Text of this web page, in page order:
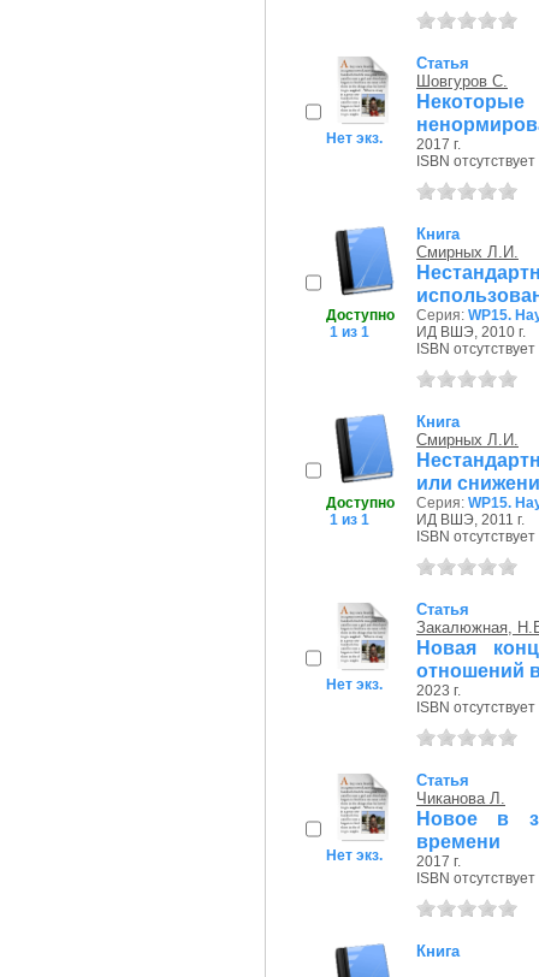
Нет экз.
Статья
Шовгуров С.
2017 г.
ISBN отсутствует
Доступно
1 из 1
Книга
Смирных Л.И.
Серия: WP15.
ИД ВШЭ, 2010 г.
ISBN отсутствует
Доступно
1 из 1
Книга
Смирных Л.И.
или
Серия: WP15.
ИД ВШЭ, 2011 г.
ISBN отсутствует
Нет экз.
Статья
Закалюжная,
Новая
отношений
2023 г.
ISBN отсутствует
Нет экз.
Статья
Чиканова Л.
Новое в
времени
2017 г.
ISBN отсутствует
Книга